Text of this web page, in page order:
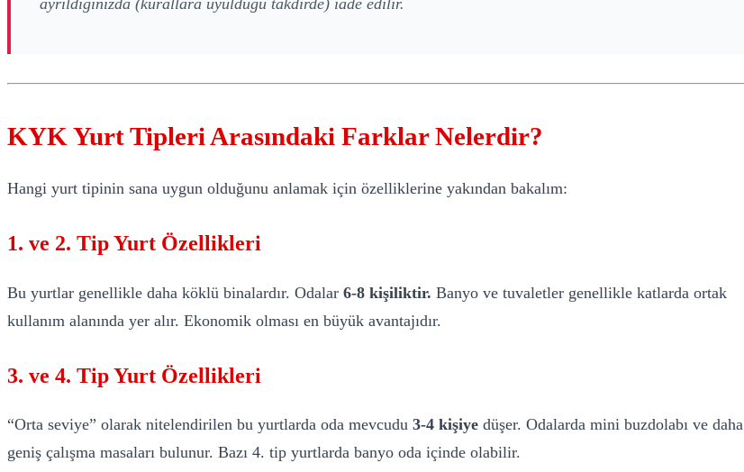
KYK Yurt Tipleri Arasındaki Farklar Nelerdir?
Hangi yurt tipinin sana uygun olduğunu anlamak için özelliklerine yakından bakalım:
1. ve 2. Tip Yurt Özellikleri
Bu yurtlar genellikle daha köklü binalardır. Odalar 6-8 kişiliktir. Banyo ve tuvaletler genellikle katlarda ortak
kullanım alanında yer alır. Ekonomik olması en büyük avantajıdır.
3. ve 4. Tip Yurt Özellikleri
“Orta seviye” olarak nitelendirilen bu yurtlarda oda mevcudu 3-4 kişiye düşer. Odalarda mini buzdolabı ve daha
geniş çalışma masaları bulunur. Bazı 4. tip yurtlarda banyo oda içinde olabilir.